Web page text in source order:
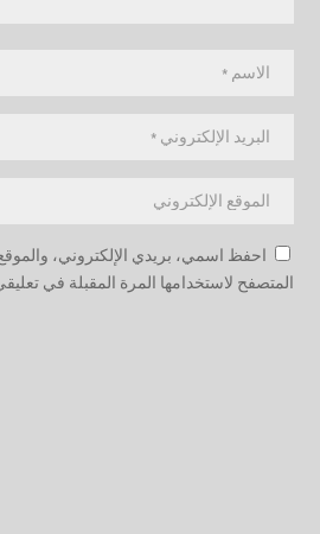
احفظ اسمي، بريدي الإلكتروني،
المتصفح لاستخدامها المرة المقبلة في